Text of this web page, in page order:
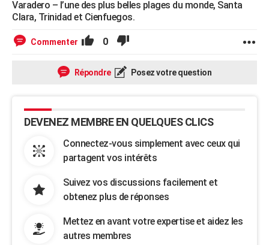
Varadero – l’une des plus belles plages du monde, Santa
Clara, Trinidad et Cienfuegos.
Commenter 0
Répondre Posez votre question
DEVENEZ MEMBRE EN QUELQUES CLICS
Connectez-vous simplement avec ceux qui
partagent vos intérêts
Suivez vos discussions facilement et
obtenez plus de réponses
Mettez en avant votre expertise et aidez les
autres membres